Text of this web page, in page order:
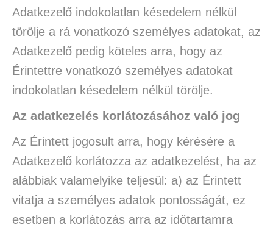
Adatkezelő indokolatlan késedelem nélkül
törölje a rá vonatkozó személyes adatokat, az
Adatkezelő pedig köteles arra, hogy az
Érintettre vonatkozó személyes adatokat
indokolatlan késedelem nélkül törölje.
Az adatkezelés korlátozásához való jog
Az Érintett jogosult arra, hogy kérésére a
Adatkezelő korlátozza az adatkezelést, ha az
alábbiak valamelyike teljesül: a) az Érintett
vitatja a személyes adatok pontosságát, ez
esetben a korlátozás arra az időtartamra